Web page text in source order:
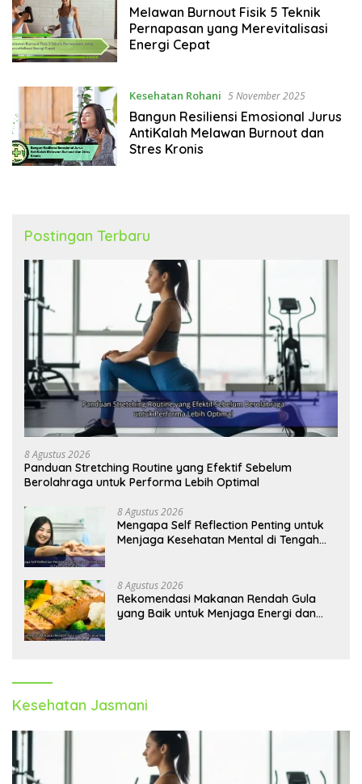
Melawan Burnout Fisik 5 Teknik
Pernapasan yang Merevitalisasi
Energi Cepat
Kesehatan Rohani 5 November 2025
Bangun Resiliensi Emosional Jurus
AntiKalah Melawan Burnout dan
Stres Kronis
Postingan Terbaru
8 Agustus 2026
Panduan Stretching Routine yang Efektif Sebelum
Berolahraga untuk Performa Lebih Optimal
8 Agustus 2026
Mengapa Self Reflection Penting untuk
Menjaga Kesehatan Mental di Tengah
8 Agustus 2026
Rekomendasi Makanan Rendah Gula
yang Baik untuk Menjaga Energi dan
Kesehatan Jasmani